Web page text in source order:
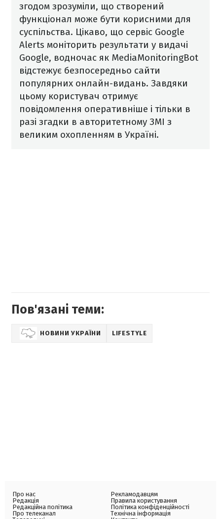
згодом зрозуміли, що створений
функціонал може бути корисними для
суспільства. Цікаво, що сервіс Google
Alerts моніторить результати у видачі
Google, водночас як MediaMonitoringBot
відстежує безпосередньо сайти
популярних онлайн-видань. Завдяки
цьому користувач отримує
повідомлення оперативніше і тільки в
разі згадки в авторитетному ЗМІ з
великим охопленням в Україні.
Пов'язані теми:
НОВИНИ УКРАЇНИ LIFESTYLE
Про нас
Редакція
Редакційна політика
Про телеканал
Рекламодавцям
Правила користування
Політика конфіденційності
Технічна інформація